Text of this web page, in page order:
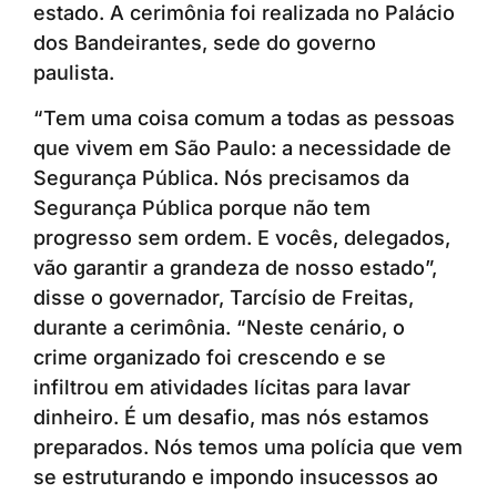
estado. A cerimônia foi realizada no Palácio
dos Bandeirantes, sede do governo
paulista.
“Tem uma coisa comum a todas as pessoas
que vivem em São Paulo: a necessidade de
Segurança Pública. Nós precisamos da
Segurança Pública porque não tem
progresso sem ordem. E vocês, delegados,
vão garantir a grandeza de nosso estado”,
disse o governador, Tarcísio de Freitas,
durante a cerimônia. “Neste cenário, o
crime organizado foi crescendo e se
infiltrou em atividades lícitas para lavar
dinheiro. É um desafio, mas nós estamos
preparados. Nós temos uma polícia que vem
se estruturando e impondo insucessos ao